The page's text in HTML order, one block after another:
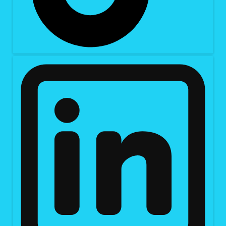
versuchen, unseren überreizten Sinnen etwas
Anspruchsvolles entgegenzusetzen. Mal sind es freie
Produktionsfirmen, die Kunst-Dokus und Kulturberichte
anfragen, mal sind es die Sender selbst, mal Museen und
Galerien. Im Zeitraum von drei Jahrzehnten drehte ich als
Kameramann dutzende Art-Doks im Langformat, und
ausgestrahlt wurden.
Viele Programmanbieter stehen vor der Frage, wie sie
kostensparend produzieren können. Einige setzen, wie im
Kamera die Welt erkunde, sehe ich im Videojournalismus